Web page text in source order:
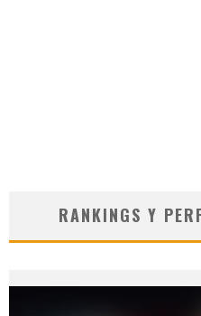
RANKINGS Y